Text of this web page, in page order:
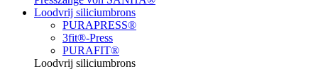
Loodvrij siliciumbrons
PURAPRESS®
3fit®-Press
PURAFIT®
Loodvrij siliciumbrons